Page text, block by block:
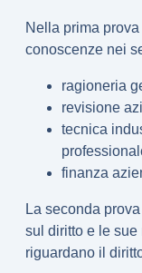
Nella prima prova
conoscenze nei
ragioneria
revisione
tecnica
finanza
Laseconda
suldiritto e le sue
riguardano il